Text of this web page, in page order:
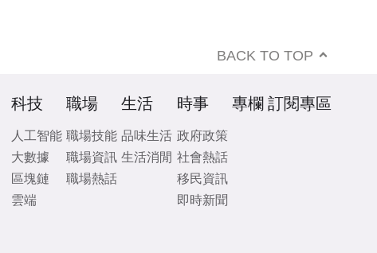
BACK TO TOP
科技
人工智能
大數據
區塊鏈
雲端
職場
職場技能
職場資訊
職場熱話
生活
品味生活
生活消閒
時事
政府政策
社會熱話
移民資訊
即時新聞
專欄 訂閱專區